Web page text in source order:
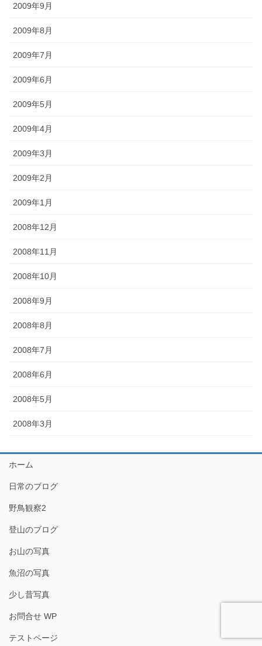
2009年9月
2009年8月
2009年7月
2009年6月
2009年5月
2009年4月
2009年3月
2009年2月
2009年1月
2008年12月
2008年11月
2008年10月
2008年9月
2008年8月
2008年7月
2008年6月
2008年5月
2008年3月
ホーム
日常のブログ
野鳥観察2
登山のブログ
お山の写真
魚沼の写真
少し昔写真
お問合せ WP
テストページ